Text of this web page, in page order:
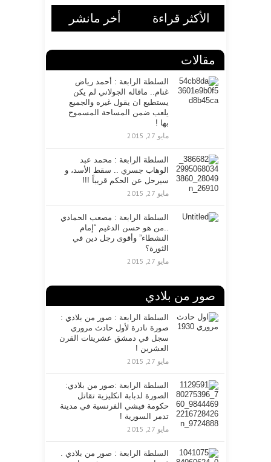
د
ل
ت
الأكثر قراءة أخر مانشر
مقالات
السلطة الرابعة : أحمد رياض
غنام.. ماقاله الجولاني لم يكن
يستطيع ان يقول غيره والجميع
يلعب ضمن المساحة المسموح
بها !
مايو 27, 2015
السلطة الرابعة : محمد عبد
الوهاب جسري .. سقط الأسد، و
سيرحل عن الحكم قريباً !!!
مايو 27, 2015
السلطة الرابعة : مصعب الحمادي
..من هو حسن الدغيم “إمام
النشطاء” وأقوى رجل دين في
الثورة؟
مايو 27, 2015
صور من بلادي
السلطة الرابعة : صور من بلادي :
صورة نادرة لأول حادث مروري
سجل في دمشق عشرينات القرن
العشرين !
مايو 27, 2015
السلطة الرابعة :صور من بلادي:
الصورة لدبابة انكليزية تقاتل
حكومة فيشي الفرنسية في مدينة
تدمر السورية !
مايو 27, 2015
السلطة الرابعة : صور من بلادي .